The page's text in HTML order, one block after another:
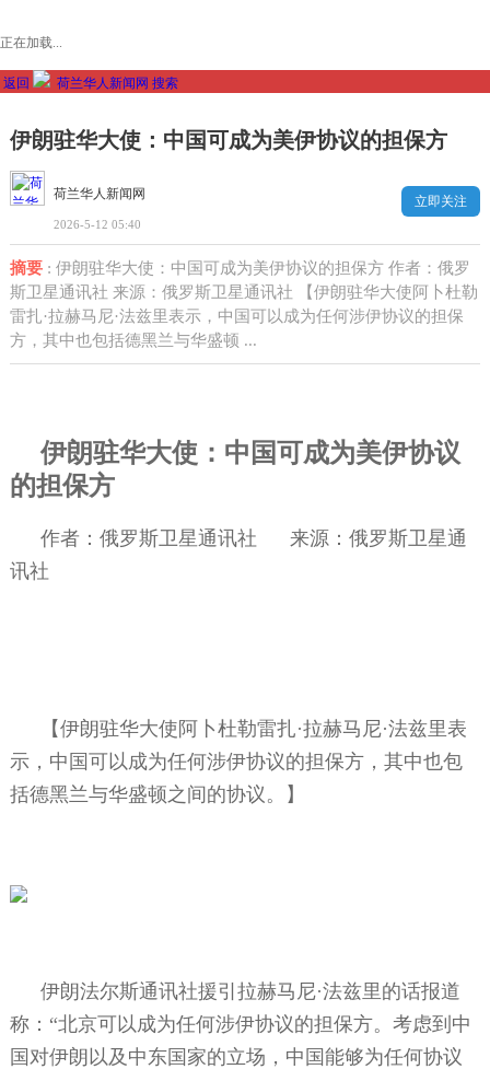
正在加载...
返回 荷兰华人新闻网 搜索
伊朗驻华大使：中国可成为美伊协议的担保方
荷兰华人新闻网
2026-5-12 05:40
立即关注
摘要: 伊朗驻华大使：中国可成为美伊协议的担保方 作者：俄罗
斯卫星通讯社 来源：俄罗斯卫星通讯社 【伊朗驻华大使阿卜杜勒
雷扎·拉赫马尼·法兹里表示，中国可以成为任何涉伊协议的担保
方，其中也包括德黑兰与华盛顿 ...
伊朗驻华大使：中国可成为美伊协议
的担保方
作者：俄罗斯卫星通讯社 来源： 俄罗斯卫星通
讯社
【伊朗驻华大使阿卜杜勒雷扎·拉赫马尼·法兹里表
示，中国可以成为任何涉伊协议的担保方，其中也包
括德黑兰与华盛顿之间的协议。】
伊朗法尔斯通讯社援引拉赫马尼·法兹里的话报道
称：“北京可以成为任何涉伊协议的担保方。考虑到中
国对伊朗以及中东国家的立场，中国能够为任何协议